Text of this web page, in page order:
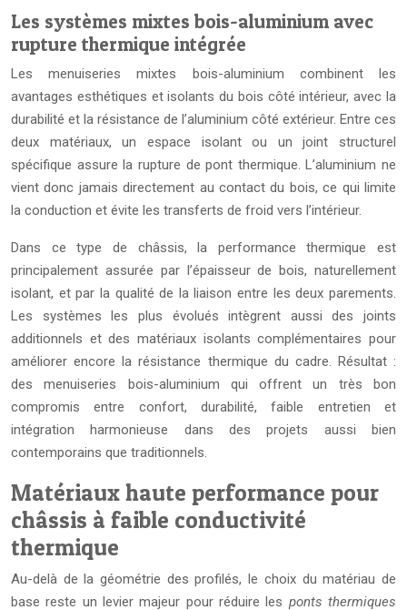
Les systèmes mixtes bois-aluminium avec
rupture thermique intégrée
Les menuiseries mixtes bois-aluminium combinent les
avantages esthétiques et isolants du bois côté intérieur, avec la
durabilité et la résistance de l’aluminium côté extérieur. Entre ces
deux matériaux, un espace isolant ou un joint structurel
spécifique assure la rupture de pont thermique. L’aluminium ne
vient donc jamais directement au contact du bois, ce qui limite
la conduction et évite les transferts de froid vers l’intérieur.
Dans ce type de châssis, la performance thermique est
principalement assurée par l’épaisseur de bois, naturellement
isolant, et par la qualité de la liaison entre les deux parements.
Les systèmes les plus évolués intègrent aussi des joints
additionnels et des matériaux isolants complémentaires pour
améliorer encore la résistance thermique du cadre. Résultat :
des menuiseries bois-aluminium qui offrent un très bon
compromis entre confort, durabilité, faible entretien et
intégration harmonieuse dans des projets aussi bien
contemporains que traditionnels.
Matériaux haute performance pour
châssis à faible conductivité
thermique
Au-delà de la géométrie des profilés, le choix du matériau de
base reste un levier majeur pour réduire les ponts thermiques